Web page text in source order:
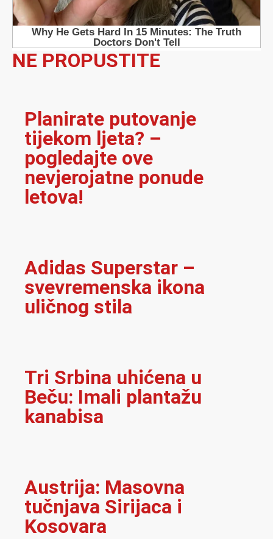
NE PROPUSTITE
Planirate putovanje
tijekom ljeta? –
pogledajte ove
nevjerojatne ponude
letova!
Adidas Superstar –
svevremenska ikona
uličnog stila
Tri Srbina uhićena u
Beču: Imali plantažu
kanabisa
Austrija: Masovna
tučnjava Sirijaca i
Kosovara